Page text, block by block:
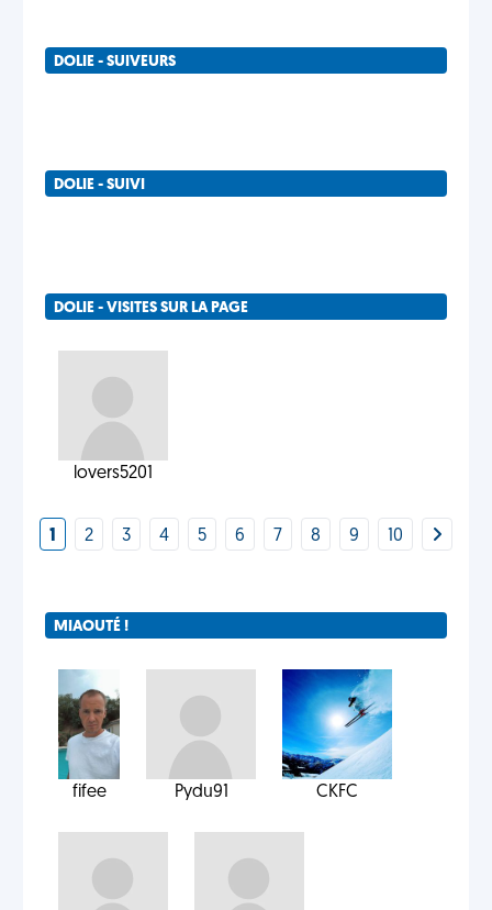
DOLIE - SUIVEURS
DOLIE - SUIVI
DOLIE - VISITES SUR LA PAGE
lovers5201
1 2 3 4 5 6 7 8 9 10
MIAOUTÉ !
fifee Pydu91 CKFC